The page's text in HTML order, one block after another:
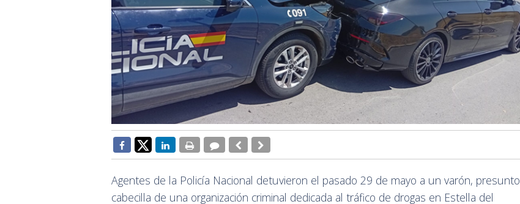
Agentes de la Policía Nacional detuvieron el pasado 29 de mayo a un varón, presunto
cabecilla de una organización criminal dedicada al tráfico de drogas en Estella del